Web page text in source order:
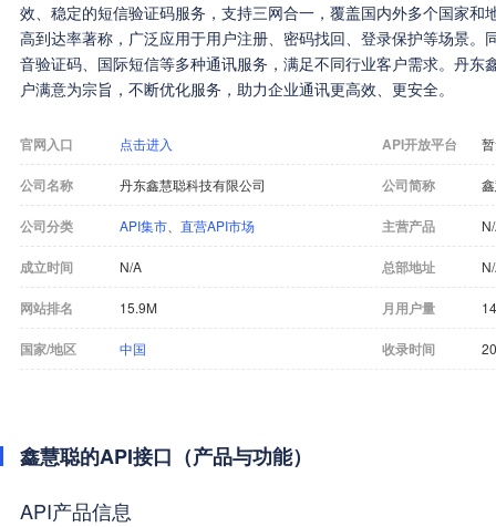
效、稳定的短信验证码服务，支持三网合一，覆盖国内外多个国家和
高到达率著称，广泛应用于用户注册、密码找回、登录保护等场景。
音验证码、国际短信等多种通讯服务，满足不同行业客户需求。丹东
户满意为宗旨，不断优化服务，助力企业通讯更高效、更安全。
官网入口 点击进入 API开放平台
公司名称 丹东鑫慧聪科技有限公司 公司简称
公司分类 API集市 直营API市场 主营产品
成立时间 N/A 总部地址
网站排名 15.9M 月用户量 14
国家/地区 中国 收录时间
鑫慧聪的API接口（产品与功能）
API产品信息